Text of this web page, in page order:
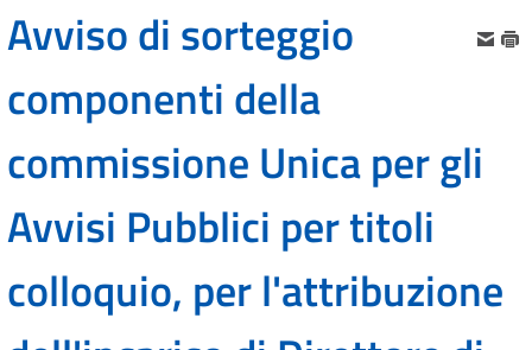
Avviso di sorteggio
componenti della
commissione Unica per gli
Avvisi Pubblici per titoli
colloquio, per l'attribuzione